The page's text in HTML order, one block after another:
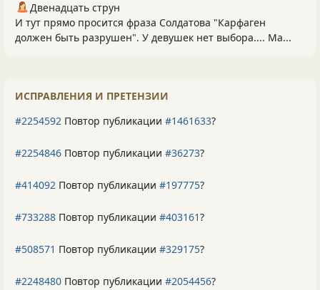
Двенадцать струн
И тут прямо просится фраза Солдатова "Карфаген
должен быть разрушен". У девушек нет выбора.... Ма...
ИСПРАВЛЕНИЯ И ПРЕТЕНЗИИ
#2254592 Повтор публикации #1461633?
#2254846 Повтор публикации #36273?
#414092 Повтор публикации #197775?
#733288 Повтор публикации #403161?
#508571 Повтор публикации #329175?
#2248480 Повтор публикации #2054456?